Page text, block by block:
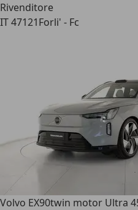
Rivenditore
IT 47121Forli' - Fc
Volvo EX90twin motor Ultra